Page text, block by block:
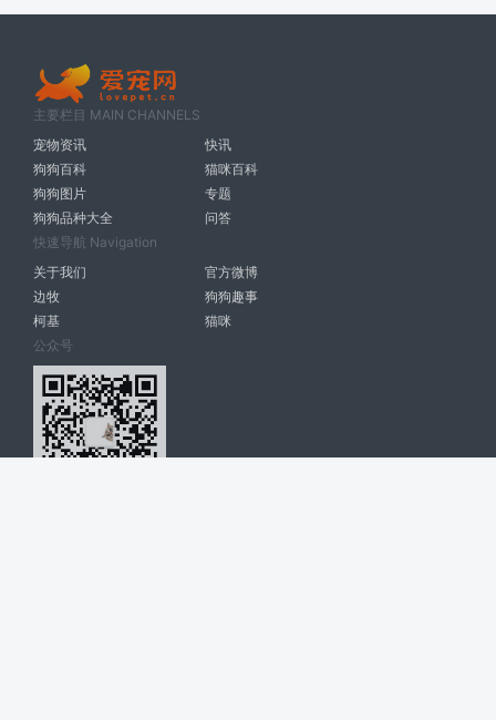
主要栏目 MAIN CHANNELS
宠物资讯
快讯
狗狗百科
猫咪百科
狗狗图片
专题
狗狗品种大全
问答
快速导航 Navigation
关于我们
官方微博
边牧
狗狗趣事
柯基
猫咪
公众号